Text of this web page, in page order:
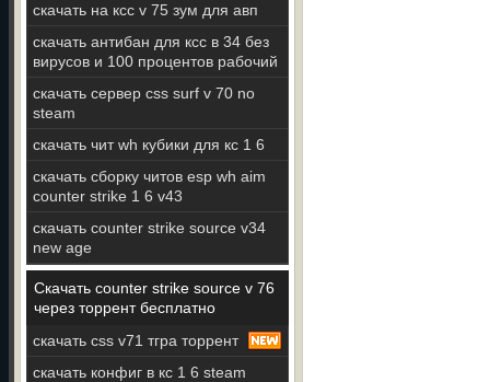
скачать на ксс v 75 зум для авп
скачать антибан для ксс в 34 без
вирусов и 100 процентов рабочий
скачать сервер css surf v 70 no
steam
скачать чит wh кубики для кс 1 6
скачать сборку читов esp wh aim
counter strike 1 6 v43
скачать counter strike source v34
new age
Скачать counter strike source v 76
через торрент бесплатно
скачать css v71 тгра торрент
скачать конфиг в кс 1 6 steam